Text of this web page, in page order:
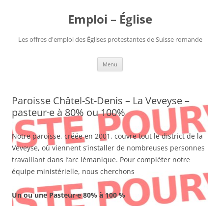
Emploi – Église
Les offres d'emploi des Églises protestantes de Suisse romande
Menu
Paroisse Châtel-St-Denis – La Veveyse –
pasteur·e à 80% ou 100%
Notre paroisse, créée en 2001, couvre tout le district de la
Veveyse, où viennent s’installer de nombreuses personnes
travaillant dans l’arc lémanique. Pour compléter notre
équipe ministérielle, nous cherchons
Un ou une Pasteur·e 80% à 100 %